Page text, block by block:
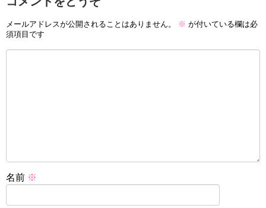
メールアドレスが公開されることはありません。 ※ が付いている欄は必
須項目です
名前 ※